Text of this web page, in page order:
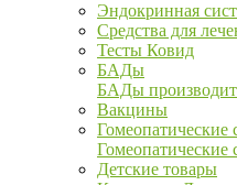
Эндокринная
Средства для
Тесты Ковид
БАДы
БАДы
Вакцины
Гомеопатические
Гомеопатические
Детские товары